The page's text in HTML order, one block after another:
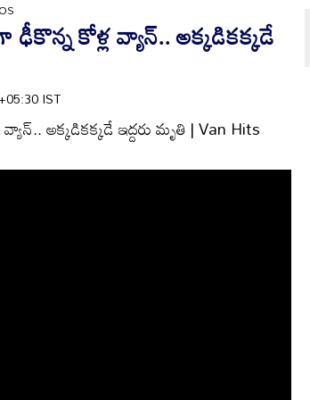
కోళ్ల వ్యాన్.. అక్కడికక్కడే
IST
అక్కడికక్కడే ఇద్దరు మృతి | Van Hits